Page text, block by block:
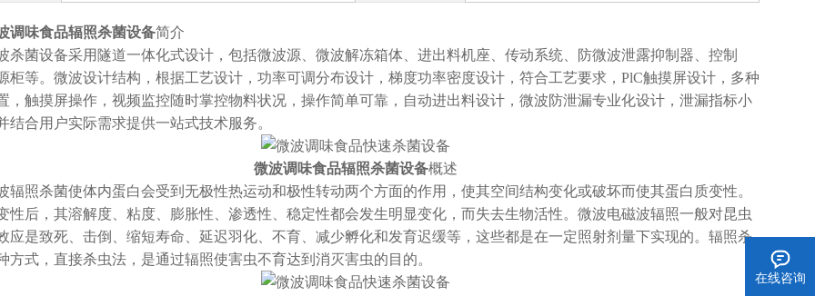
调味食品辐照杀菌设备简介
菌设备采用隧道一体化式设计，包括微波源、微波解冻箱体、进出料机座、传动系统、防微波泄露抑制器、控制
柜等。微波设计结构，根据工艺设计，功率可调分布设计，梯度功率密度设计，符合工艺要求，PlC触摸屏设计，多种
，触摸屏操作，视频监控随时掌控物料状况，操作简单可靠，自动进出料设计，微波防泄漏专业化设计，泄漏指标小
结合用户实际需求提供一站式技术服务。
微波调味食品辐照杀菌设备概述
照杀菌使体内蛋白会受到无极性热运动和极性转动两个方面的作用，使其空间结构变化或破坏而使其蛋白质变性。
性后，其溶解度、粘度、膨胀性、渗透性、稳定性都会发生明显变化，而失去生物活性。微波电磁波辐照一般对昆虫
应是致死、击倒、缩短寿命、延迟羽化、不育、减少孵化和发育迟缓等，这些都是在一定照射剂量下实现的。辐照杀
方式，直接杀虫法，是通过辐照使害虫不育达到消灭害虫的目的。
在线咨询